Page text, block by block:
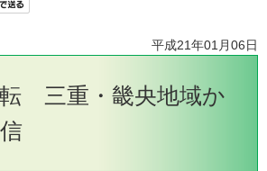
平成21年01月06日
三重・畿央地域か